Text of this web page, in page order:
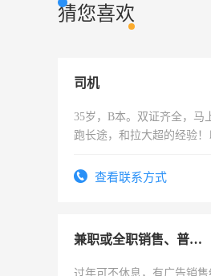
猜您喜欢
司机
35岁，B本。双证齐全，马
跑长途，和拉大超的经验
查看联系方式
兼职或全职销售、普工、维修
过年可不休息，有广告销